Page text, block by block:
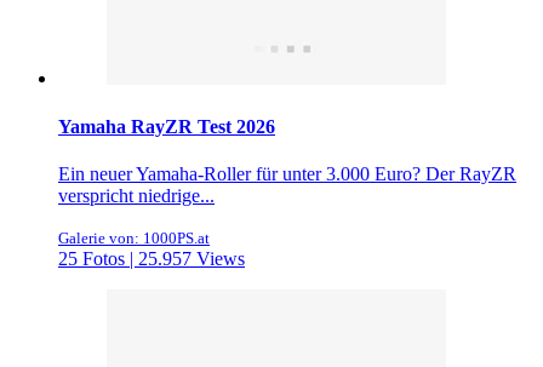
Yamaha RayZR Test 2026
Ein neuer Yamaha-Roller für unter 3.000 Euro? Der RayZR
verspricht niedrige...
Galerie von: 1000PS.at
25 Fotos | 25.957 Views